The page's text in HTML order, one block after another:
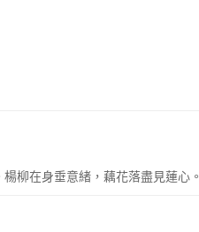
柳在身垂意緒，藕花落盡見蓮心。